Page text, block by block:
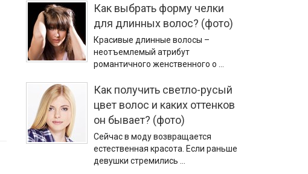
Как выбрать форму челки
для длинных волос? (фото)
Красивые длинные волосы –
неотъемлемый атрибут
романтичного женственного о …
Как получить светло-русый
цвет волос и каких оттенков
он бывает? (фото)
Сейчас в моду возвращается
естественная красота. Если раньше
девушки стремились …